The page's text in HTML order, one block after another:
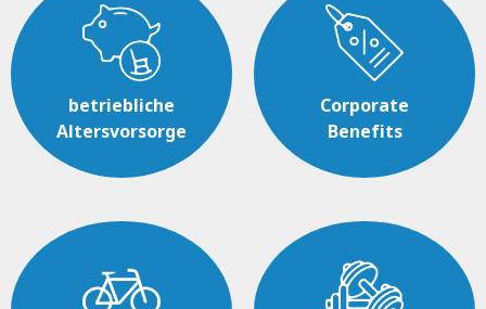
betriebliche
Altersvorsorge
Corporate
Benefits